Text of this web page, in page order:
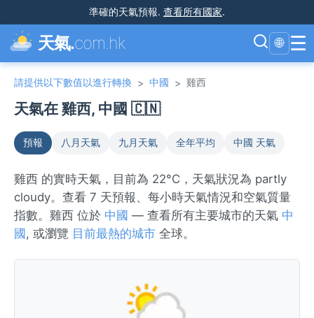
準確的天氣預報. 查看所有國家.
天氣.com.hk 🌐 ☰
請提供以下數值以進行轉換 > 中國 > 雞西
天氣在 雞西, 中國 🇨🇳
預報 八月天氣 九月天氣 全年平均 中國 天氣
雞西 的實時天氣，目前為 22°C，天氣狀況為 partly
cloudy。查看 7 天預報、每小時天氣情況和空氣質量
指數。雞西 位於 中國 — 查看所有主要城市的天氣 中
國 , 或瀏覽 目前最熱的城市 全球。